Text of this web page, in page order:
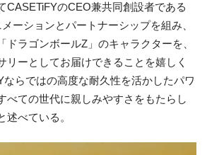
CASETiFYのCEO兼共同創設者である
ーションとパートナーシップを組み、
ドラゴンボールZ」のキャラクターを、
リーとしてお届けできることを嬉しく
ならではの高度な耐久性を活かしたパワ
べての世代に親しみやすさをもたらし
述べている。